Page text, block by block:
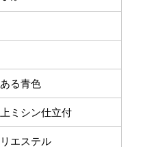
S～LLサイズより、身長・
いただく）
る青色
ミシン仕立付
エステル